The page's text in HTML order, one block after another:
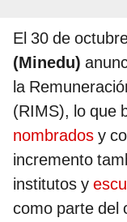
El 30 de
(Minedu)
la
(RIMS), lo que
nombrados y
incremento
institutos y
como parte del